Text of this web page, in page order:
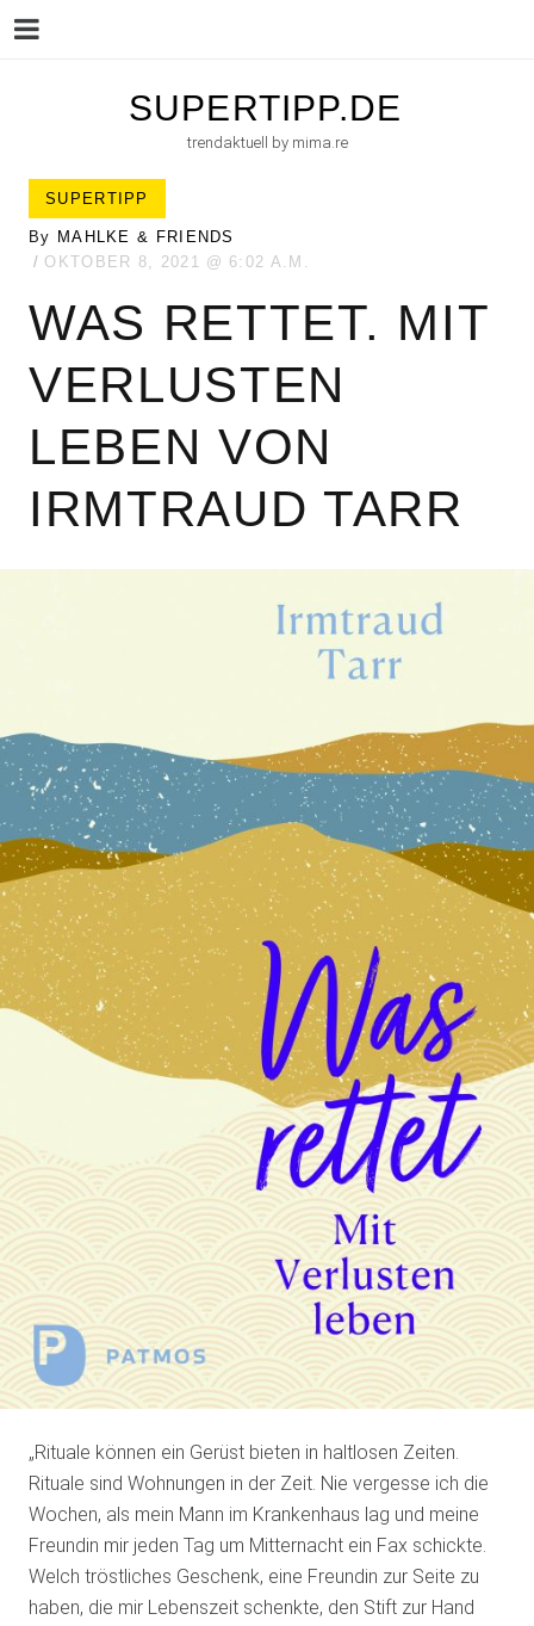
SUPERTIPP.DE
trendaktuell by mima.re
SUPERTIPP
By MAHLKE & FRIENDS
OKTOBER 8, 2021
6:02 A.M.
WAS RETTET. MIT
VERLUSTEN
LEBEN VON
IRMTRAUD TARR
„Rituale können ein Gerüst bieten in haltlosen Zeiten.
Rituale sind Wohnungen in der Zeit. Nie vergesse ich die
Wochen, als mein Mann im Krankenhaus lag und meine
Freundin mir jeden Tag um Mitternacht ein Fax schickte.
Welch tröstliches Geschenk, eine Freundin zur Seite zu
haben, die mir Lebenszeit schenkte, den Stift zur Hand
Menu